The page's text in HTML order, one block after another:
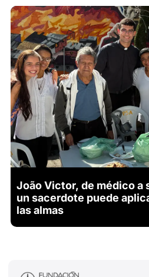
João Victor, de médico a
un sacerdote puede
las almas